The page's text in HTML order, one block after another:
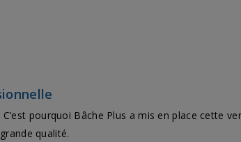
pourquoi Bâche Plus a mis en place cette
qualité.